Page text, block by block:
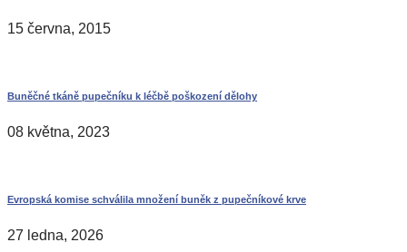
15 června, 2015
Buněčné tkáně pupečníku k léčbě poškození dělohy
08 května, 2023
Evropská komise schválila množení buněk z pupečníkové krve
27 ledna, 2026